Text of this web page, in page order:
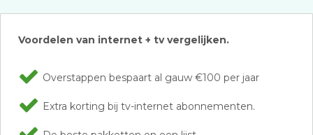
Voordelen van internet + tv vergelijken.
Overstappen bespaart al gauw €100 per jaar
Extra korting bij tv-internet abonnementen.